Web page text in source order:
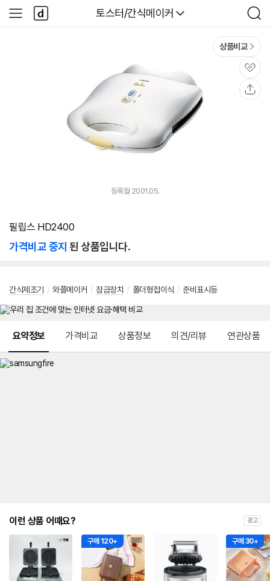
다나와
토스터/간식메이커
검
색
사
이
다
나
와
상품비교
관
심
등록월 2001.05.
필립스 HD2400
가격비교 중지 된 상품입니다.
간식제조기 / 와플메이커 / 잠금장치 / 폴더형접이식 / 준비표시등
요약정보 가격비교 상품정보 의견/리뷰 연관상품
이런 상품 어때요? 광고
구매 120+ 구매 30+